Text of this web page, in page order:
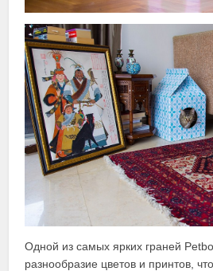
Одной из самых ярких граней
разнообразие цветов и принтов,